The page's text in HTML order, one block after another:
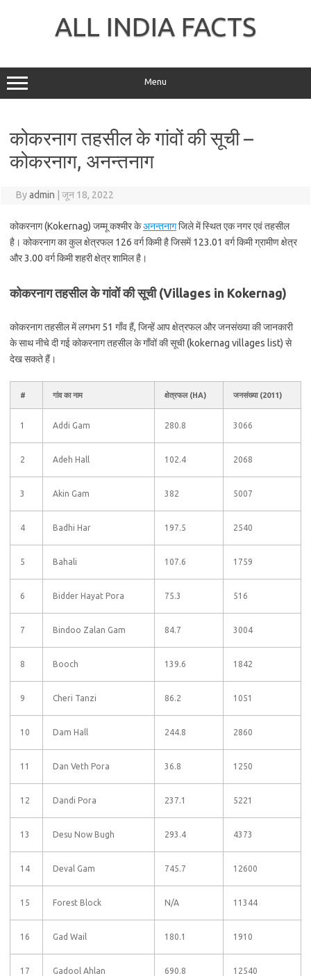
ALL INDIA FACTS
Menu
कोकरनाग तहसील के गांवों की सूची –
कोकरनाग, अनन्तनाग
Byadmin जून 18, 2022
कोकरनाग (Kokernag) जम्मू कश्मीर केअनन्तनागजिले में स्थित एक नगर एवं तहसील
है। कोकरनाग का कुल क्षेत्रफल 126 वर्ग किमी है जिसमें 123.01 वर्ग किमी ग्रामीण क्षेत्र
और 3.00 वर्ग किमी शहरी क्षेत्र शामिल है।
कोकरनाग तहसील के गांवों की सूची (Villages in Kokernag)
कोकरनाग तहसील में लगभग 51 गाँव हैं, जिन्हें आप क्षेत्रफल और जनसंख्या की जानकारी
के साथ नीचे दी गई कोकरनाग तहसील के गाँवों की सूची (kokernag villages list) से
देख सकते हैं।
# गांव का नाम क्षेत्रफल (HA) जनसंख्या (2011)
1 Addi Gam 280.8 3066
2 Adeh Hall 102.4 2068
3 Akin Gam 382 5007
4 Badhi Har 197.5 2540
5 Bahali 107.6 1759
6 Bidder Hayat Pora 75.3 516
7 Bindoo Zalan Gam 84.7 3004
8 Booch 139.6 1842
9 Cheri Tanzi 86.2 1051
10 Dam Hall 244.8 2860
11 Dan Veth Pora 36.8 1250
12 Dandi Pora 237.1 5221
13 Desu Now Bugh 293.4 4373
14 Deval Gam 745.7 12600
15 Forest Block N/A 11344
16 Gad Wail 180.1 1910
17 Gadool Ahlan 690.8 12540